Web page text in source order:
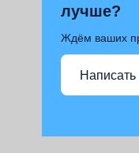
лучше?
Ждём ваших
Написать